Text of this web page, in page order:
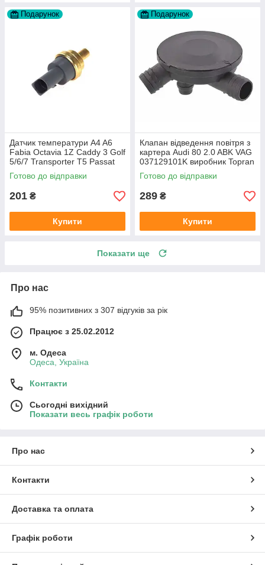
Подарунок
Датчик температури A4 A6
Fabia Octavia 1Z Caddy 3 Golf
5/6/7 Transporter T5 Passat
B6 (колір сірий)
Готово до відправки
201 ₴
Купити
Подарунок
Клапан відведення повітря з
картера Audi 80 2.0 ABK VAG
037129101K виробник Topran
Німеччина
Готово до відправки
289 ₴
Купити
Показати ще
Про нас
95% позитивних з 307 відгуків за рік
Працює з 25.02.2012
м. Одеса
Одеса, Україна
Контакти
Сьогодні вихідний
Показати весь графік роботи
Про нас
Контакти
Доставка та оплата
Графік роботи